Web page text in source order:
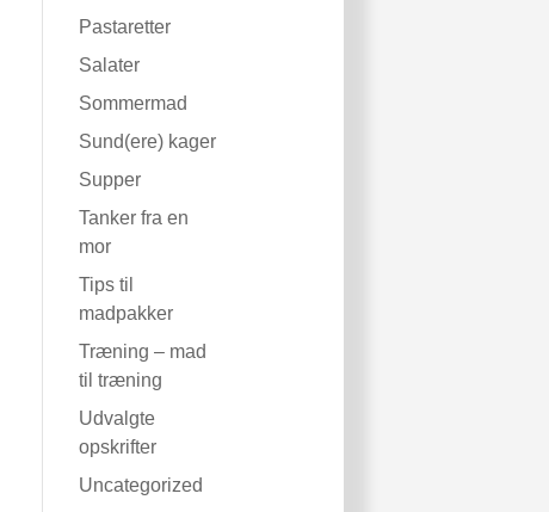
Pastaretter
Salater
Sommermad
Sund(ere) kager
Supper
Tanker fra en
mor
Tips til
madpakker
Træning – mad
til træning
Udvalgte
opskrifter
Uncategorized